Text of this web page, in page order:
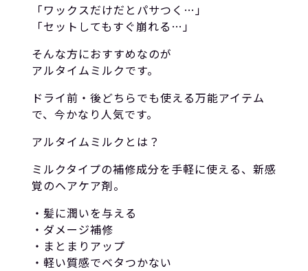
「ワックスだけだとパサつく…」
「セットしてもすぐ崩れる…」
そんな方におすすめなのが
アルタイムミルクです。
ドライ前・後どちらでも使える万能アイテム
で、今かなり人気です。
アルタイムミルクとは？
ミルクタイプの補修成分を手軽に使える、新感
覚のヘアケア剤。
・髪に潤いを与える
・ダメージ補修
・まとまりアップ
・軽い質感でベタつかない